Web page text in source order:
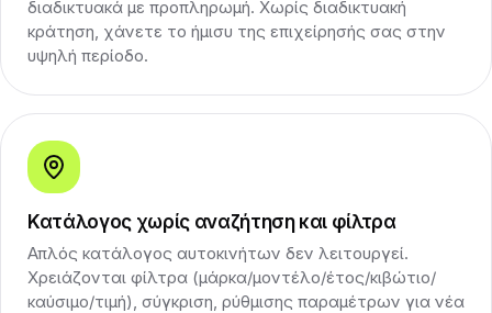
διαδικτυακά με προπληρωμή. Χωρίς διαδικτυακή
κράτηση, χάνετε το ήμισυ της επιχείρησής σας στην
υψηλή περίοδο.
Κατάλογος χωρίς αναζήτηση και φίλτρα
Απλός κατάλογος αυτοκινήτων δεν λειτουργεί.
Χρειάζονται φίλτρα (μάρκα/μοντέλο/έτος/κιβώτιο/
καύσιμο/τιμή), σύγκριση, ρύθμισης παραμέτρων για νέα